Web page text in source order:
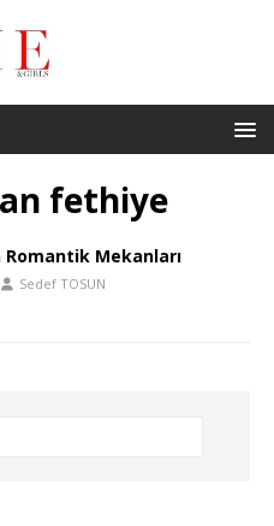
fethiye
Romantik Mekanları
Sedef TOSUN